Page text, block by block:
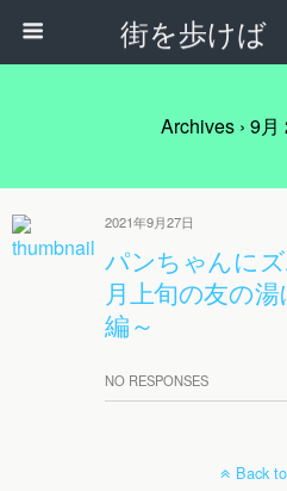
街を歩け
Archives › 9月
2021年9月27日
パンちゃんに
月上旬の友の
編～
NO RESPONSES
Back